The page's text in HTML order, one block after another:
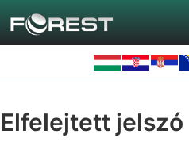
Elfelejtett jelszó